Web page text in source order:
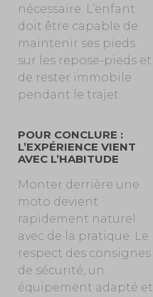
nécessaire. L’enfant
doit être capable de
maintenir ses pieds
sur les repose-pieds et
de rester immobile
pendant le trajet.
POUR CONCLURE :
L’EXPÉRIENCE VIENT
AVEC L’HABITUDE
Monter derrière une
moto devient
rapidement naturel
avec de la pratique. Le
respect des consignes
de sécurité, un
équipement adapté et